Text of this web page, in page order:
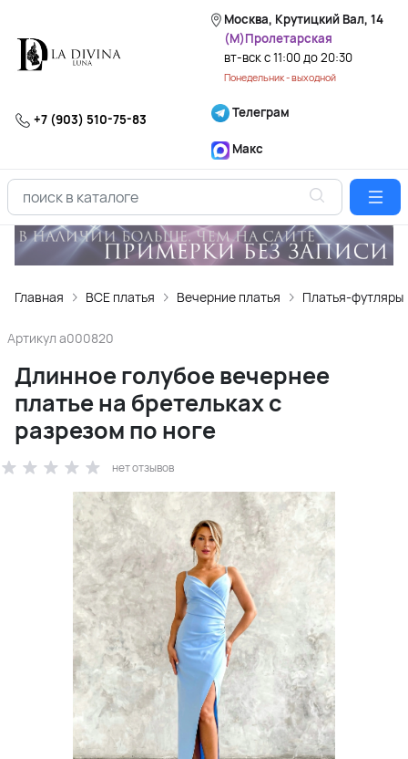
Москва, Крутицкий Вал, 14
(М)Пролетарская
вт-вск с 11:00 до 20:30
Понедельник - выходной
+7 (903) 510-75-83 Телеграм
Макс
Главная ВСЕ платья Вечерние платья Платья-футляры
Артикул a000820
Длинное голубое вечернее
платье на бретельках с
разрезом по ноге
нет отзывов